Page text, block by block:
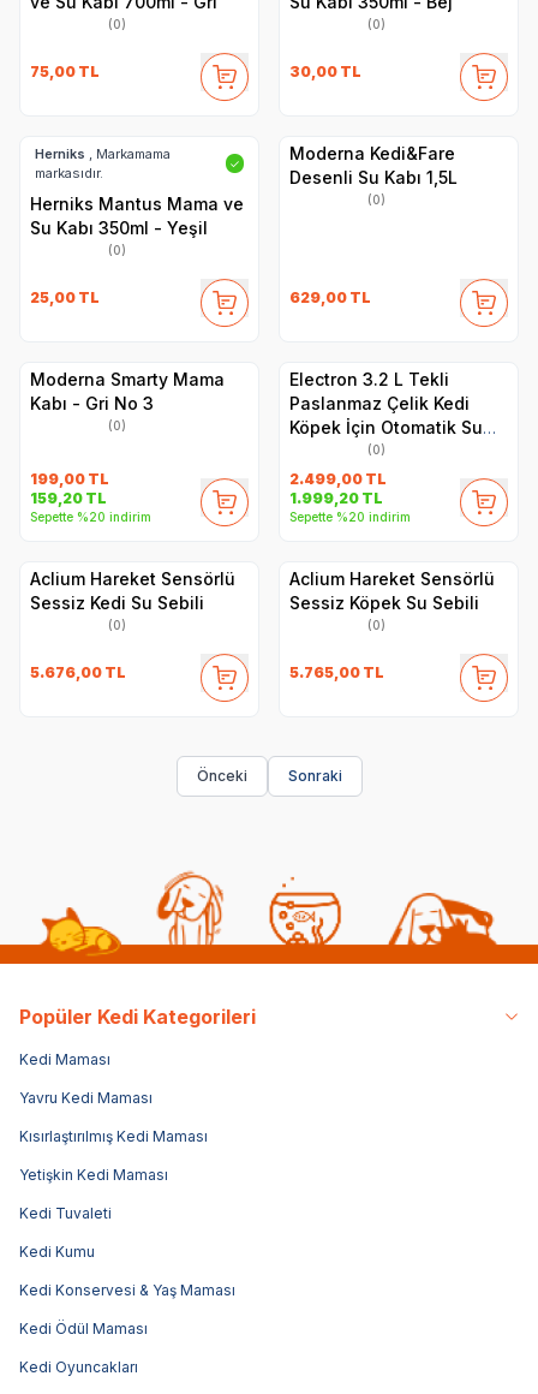
(0)
75,00 TL
(0)
30,00 TL
Herniks , Markamama
markasıdır.
✓
Herniks Mantus Mama ve
Su Kabı 350ml - Yeşil
(0)
25,00 TL
Moderna Kedi&Fare
Desenli Su Kabı 1,5L
(0)
629,00 TL
Moderna Smarty Mama
Kabı - Gri No 3
(0)
199,00 TL
159,20 TL
Sepette %20 indirim
Electron 3.2 L Tekli
Paslanmaz Çelik Kedi
Köpek İçin Otomatik Su
(0)
2.499,00 TL
1.999,20 TL
Sepette %20 indirim
Aclium Hareket Sensörlü
Sessiz Kedi Su Sebili
(0)
5.676,00 TL
Aclium Hareket Sensörlü
Sessiz Köpek Su Sebili
(0)
5.765,00 TL
Önceki Sonraki
Popüler Kedi Kategorileri
Kedi Maması
Yavru Kedi Maması
Kısırlaştırılmış Kedi Maması
Yetişkin Kedi Maması
Kedi Tuvaleti
Kedi Kumu
Kedi Konservesi & Yaş Maması
Kedi Ödül Maması
Kedi Oyuncakları